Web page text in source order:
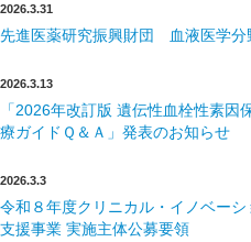
リンク
2026.3.31
先進医薬研究振興財団 血液医学分
2026.3.13
「2026年改訂版 遺伝性血栓性素
療ガイドＱ＆Ａ」発表のお知らせ
2026.3.3
令和８年度クリニカル・イノベー
支援事業 実施主体公募要領